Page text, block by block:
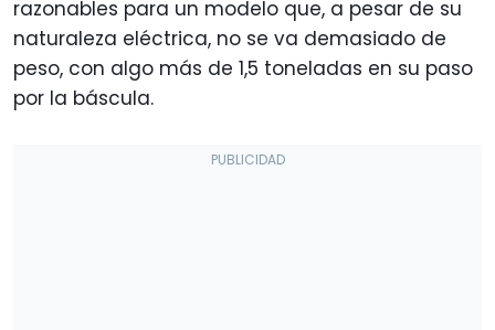
razonables para un modelo que, a pesar de su
naturaleza eléctrica, no se va demasiado de
peso, con algo más de 1,5 toneladas en su paso
por la báscula.